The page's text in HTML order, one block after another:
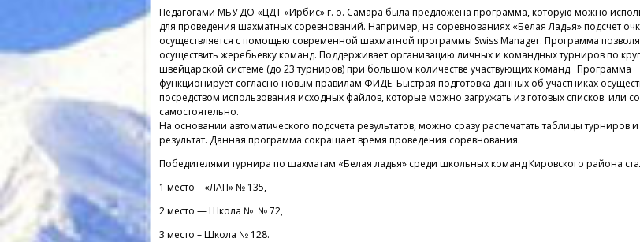
Педагогами МБУ ДО «ЦДТ «Ирбис» г. о. Самара была предложена программа, которую можно
для проведения шахматных соревнований. Например, на соревнованиях «Белая Ладья» подсчет
осуществляется с помощью современной шахматной программы Swiss Manager. Программа
осуществить жеребьевку команд. Поддерживает организацию личных и командных турниров по
швейцарской системе (до 23 турниров) при большом количестве участвующих команд. Программа
функционирует согласно новым правилам ФИДЕ. Быстрая подготовка данных об участниках
посредством использования исходных файлов, которые можно загружать из готовых списков или
самостоятельно.
На основании автоматического подсчета результатов, можно сразу распечатать таблицы турниров
результат. Данная программа сокращает время проведения соревнования.
Победителями турнира по шахматам «Белая ладья» среди школьных команд Кировского района
1 место – «ЛАП» № 135,
2 место — Школа № № 72,
3 место – Школа № 128.